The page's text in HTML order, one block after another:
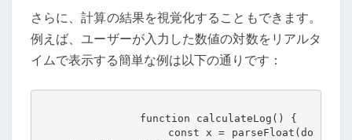
さらに、計算の結果を視覚化することもできます。
例えば、ユーザーが入力した数値の対数をリアルタ
イムで表示する簡単な例は以下の通りです：